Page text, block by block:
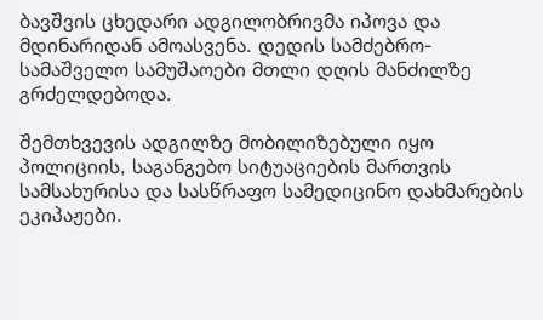
ბავშვის ცხედარი ადგილობრივმა იპოვა და
მდინარიდან ამოასვენა. დედის სამძებრო-
სამაშველო სამუშაოები მთლი დღის მანძილზე
გრძელდებოდა.
შემთხვევის ადგილზე მობილიზებული იყო
პოლიციის, საგანგებო სიტუაციების მართვის
სამსახურისა და სასწრაფო სამედიცინო დახმარების
ეკიპაჟები.